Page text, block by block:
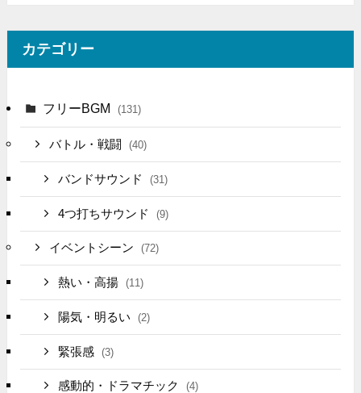
カテゴリー
フリーBGM (131)
バトル・戦闘 (40)
バンドサウンド (31)
4つ打ちサウンド (9)
イベントシーン (72)
熱い・高揚 (11)
陽気・明るい (2)
緊張感 (3)
感動的・ドラマチック (4)